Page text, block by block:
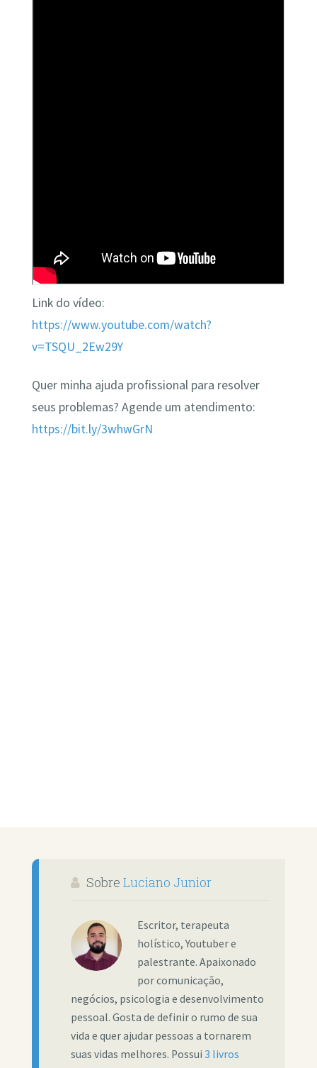
Link do vídeo:
https://www.youtube.com/watch?
v=TSQU_2Ew29Y
Quer minha ajuda profissional para resolver
seus problemas? Agende um atendimento:
https://bit.ly/3whwGrN
Sobre Luciano Junior
Escritor, terapeuta
holístico, Youtuber e
palestrante. Apaixonado
por comunicação,
negócios, psicologia e desenvolvimento
pessoal. Gosta de definir o rumo de sua
vida e quer ajudar pessoas a tornarem
suas vidas melhores. Possui 3 livros